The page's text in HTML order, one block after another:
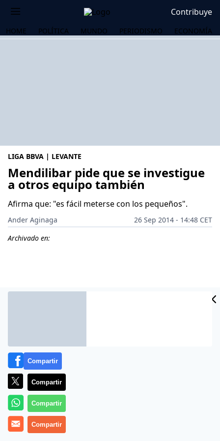
Contribuye
HOME POLÍTICA MUNDO PERIODISMO ECONOMÍA
LIGA BBVA | LEVANTE
Mendilibar pide que se investigue
a otros equipo también
Afirma que: "es fácil meterse con los pequeños".
Ander Aginaga
26 Sep 2014 - 14:48 CET
Archivado en:
Más información
Compartir
Compartir
Compartir
Compartir